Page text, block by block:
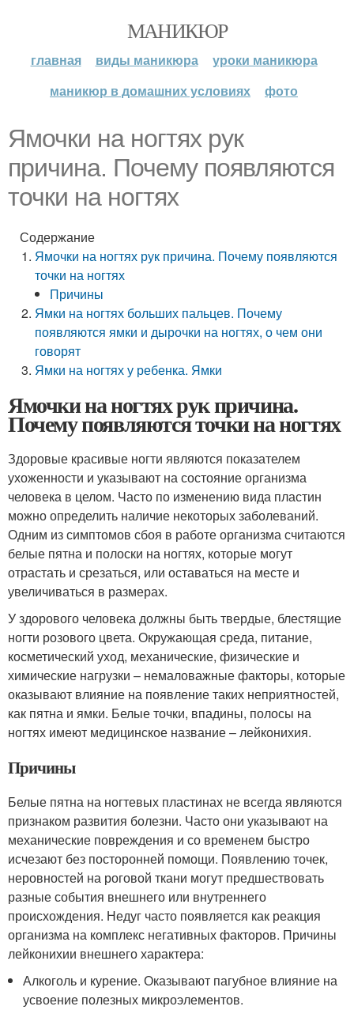
МАНИКЮР
главная виды маникюра
уроки маникюра
маникюр в домашних условиях
фото
Ямочки на ногтях рук
причина. Почему появляются
точки на ногтях
Содержание
Ямочки на ногтях рук причина. Почему появляются
точки на ногтях
Причины
Ямки на ногтях больших пальцев. Почему
появляются ямки и дырочки на ногтях, о чем они
говорят
Ямки на ногтях у ребенка. Ямки
Ямочки на ногтях рук причина.
Почему появляются точки на ногтях
Здоровые красивые ногти являются показателем
ухоженности и указывают на состояние организма
человека в целом. Часто по изменению вида пластин
можно определить наличие некоторых заболеваний.
Одним из симптомов сбоя в работе организма считаются
белые пятна и полоски на ногтях, которые могут
отрастать и срезаться, или оставаться на месте и
увеличиваться в размерах.
У здорового человека должны быть твердые, блестящие
ногти розового цвета. Окружающая среда, питание,
косметический уход, механические, физические и
химические нагрузки – немаловажные факторы, которые
оказывают влияние на появление таких неприятностей,
как пятна и ямки. Белые точки, впадины, полосы на
ногтях имеют медицинское название – лейконихия.
Причины
Белые пятна на ногтевых пластинах не всегда являются
признаком развития болезни. Часто они указывают на
механические повреждения и со временем быстро
исчезают без посторонней помощи. Появлению точек,
неровностей на роговой ткани могут предшествовать
разные события внешнего или внутреннего
происхождения. Недуг часто появляется как реакция
организма на комплекс негативных факторов. Причины
лейконихии внешнего характера:
Алкоголь и курение. Оказывают пагубное влияние на
усвоение полезных микроэлементов.